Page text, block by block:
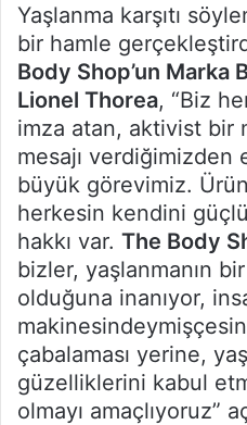
Yaşlanma karşıtı
bir hamle
Body Shop’un Marka
Lionel Thorea, “Biz
imza atan, aktivist bir
mesajı verdiğimizden
büyük görevimiz.
herkesin kendini güçlü
hakkı var. The Body
bizler, yaşlanmanın
olduğuna inanıyor,
çabalaması yerine,
güzelliklerini kabul
olmayı amaçlıyoruz”